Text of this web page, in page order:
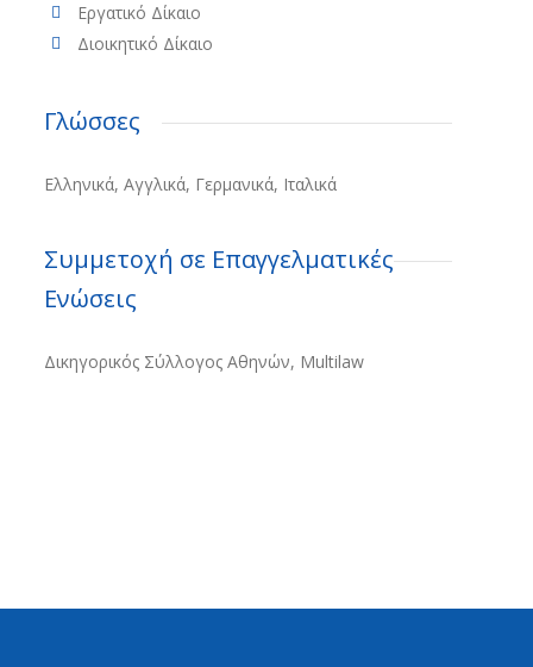
Εργατικό Δίκαιο
Διοικητικό Δίκαιο
Γλώσσες
Ελληνικά, Αγγλικά, Γερμανικά, Ιταλικά
Συμμετοχή σε Επαγγελματικές
Ενώσεις
Δικηγορικός Σύλλογος Αθηνών, Multilaw